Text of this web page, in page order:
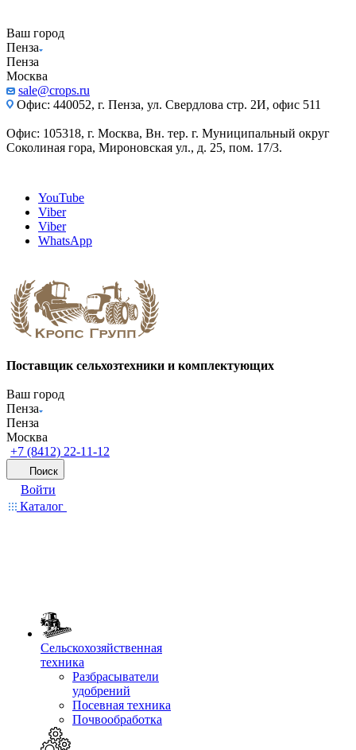
Ваш город
Пенза
Пенза
Москва
sale@crops.ru
Офис: 440052, г. Пенза, ул. Свердлова стр. 2И, офис 511
Офис: 105318, г. Москва, Вн. тер. г. Муниципальный округ
Соколиная гора, Мироновская ул., д. 25, пом. 17/3.
YouTube
Viber
Viber
WhatsApp
Поставщик сельхозтехники и комплектующих
Ваш город
Пенза
Пенза
Москва
+7 (8412) 22-11-12
Поиск
Войти
Каталог
Сельскохозяйственная
техника
Разбрасыватели
удобрений
Посевная техника
Почвообработка